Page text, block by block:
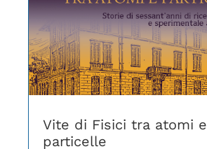
Vite di Fisici tra atomi e
particelle